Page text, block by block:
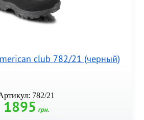
club 782/21 (черный)
782/21
1895 грн.